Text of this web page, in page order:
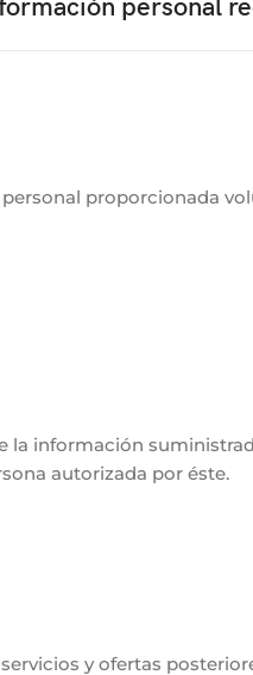
personal
proporcionada
información
autorizada por éste.
y ofertas